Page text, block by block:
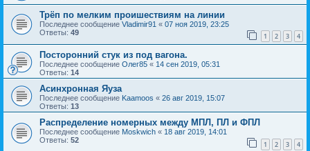
Трёп по мелким проишествиям на линии
Последнее сообщение Vladimir91 « 07 ноя 2019, 23:25
Ответы: 49 1 2 3 4
Посторонний стук из под вагона.
Последнее сообщение Олег85 « 14 сен 2019, 05:31
Ответы: 14
Асинхронная Яуза
Последнее сообщение Kaamoos « 26 авг 2019, 15:07
Ответы: 13
Распределение номерных между МПЛ, ПЛ и ФПЛ
Последнее сообщение Moskwich « 18 авг 2019, 14:01
Ответы: 52 1 2 3 4